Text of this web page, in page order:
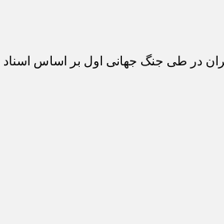
در طی جنگ جهانی اول بر اساس اسناد